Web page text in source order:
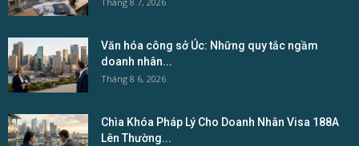
Văn hóa công sở Úc: Những quy tắc ngầm
doanh nhân...
Tháng 8 6, 2026
Chìa Khóa Pháp Lý Cho Doanh Nhân Visa 188A
Lên Thường...